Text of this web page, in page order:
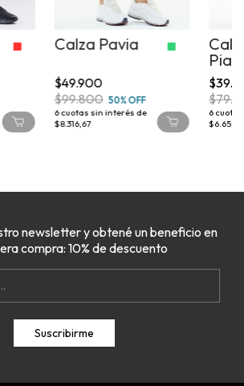
Calza Pavia
$49.900
$99.800 50% OFF
6cuotas sin interés de
$8.316,67
6
$6.650
newsletter y obtené un beneficio en
compra: 10% de descuento